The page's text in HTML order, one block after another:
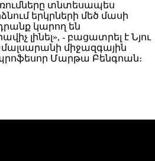
տնտեսապես
երկրների մեծ մասի
կարող են
լինել», - բացատրել է Նյու
միջազգային
Մարթա Բենգոան։